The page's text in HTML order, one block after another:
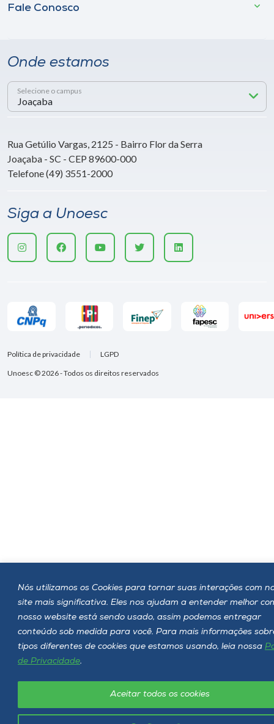
Nós utilizamos os Cookies para tornar suas interações com
site mais significativa. Eles nos ajudam a entender melhor
nosso website está sendo usado, assim podemos entregar
conteúdo sob medida para você. Para mais informações
tipos diferentes de cookies que estamos usando, leia nossa
de Privacidade.
Aceitar todos os cookies
Fale Conosco
Onde estamos
Selecione o campus
Rua Getúlio Vargas, 2125 - Bairro Flor da Serra
Joaçaba - SC - CEP 89600-000
Telefone (49) 3551-2000
Siga a Unoesc
Unoesc © 2026 - Todos os direitos reservados
Política de privacidade LGPD